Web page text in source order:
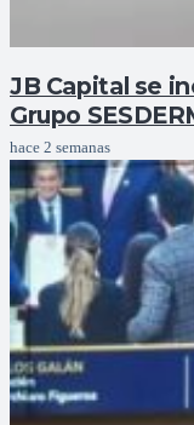
JB Capital se
Grupo
hace 2 semanas